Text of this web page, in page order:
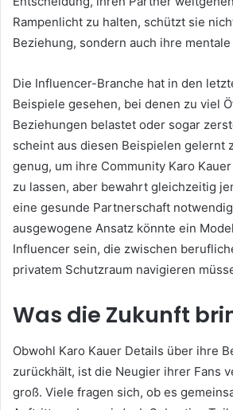
Rampenlicht zu halten, schützt sie
Beziehung, sondern auch ihre
Die Influencer-Branche hat in den
Beispiele gesehen, bei denen zu viel
Beziehungen belastet oder sogar
scheint aus diesen Beispielen gelernt
genug, um ihre Community Karo
zu lassen, aber bewahrt gleichzeitig
eine gesunde Partnerschaft
ausgewogene Ansatz könnte ein
Influencer sein, die zwischen
privatem Schutzraum navigieren
Was die Zukunft
Obwohl Karo Kauer Details über ihre
zurückhält, ist die Neugier ihrer Fans
groß. Viele fragen sich, ob es